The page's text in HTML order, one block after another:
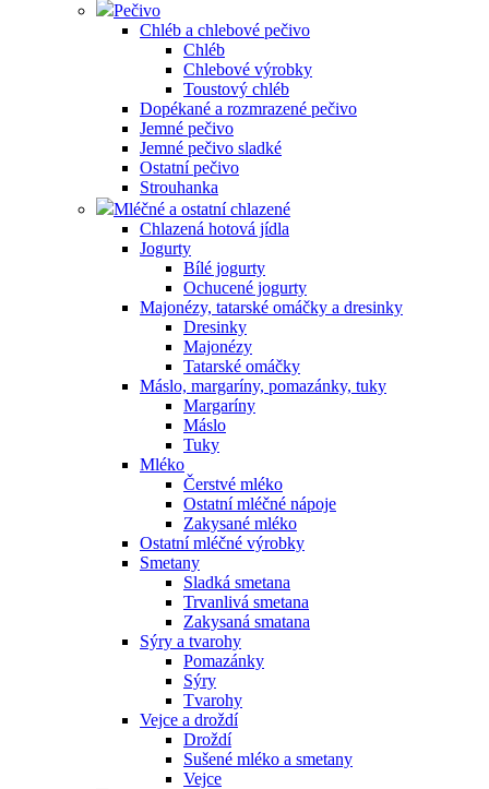
Pečivo
Chléb a chlebové pečivo
Chléb
Chlebové výrobky
Toustový chléb
Dopékané a rozmrazené pečivo
Jemné pečivo
Jemné pečivo sladké
Ostatní pečivo
Strouhanka
Mléčné a ostatní chlazené
Chlazená hotová jídla
Jogurty
Bílé jogurty
Ochucené jogurty
Majonézy, tatarské omáčky a dresinky
Dresinky
Majonézy
Tatarské omáčky
Máslo, margaríny, pomazánky, tuky
Margaríny
Máslo
Tuky
Mléko
Čerstvé mléko
Ostatní mléčné nápoje
Zakysané mléko
Ostatní mléčné výrobky
Smetany
Sladká smetana
Trvanlivá smetana
Zakysaná smatana
Sýry a tvarohy
Pomazánky
Sýry
Tvarohy
Vejce a droždí
Droždí
Sušené mléko a smetany
Vejce